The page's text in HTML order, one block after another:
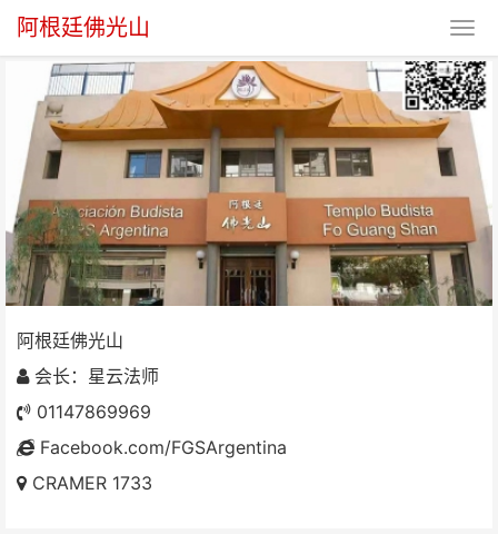
阿根廷佛光山
阿根廷佛光山
会长：星云法师
01147869969
Facebook.com/FGSArgentina
CRAMER 1733
阿根廷佛光山